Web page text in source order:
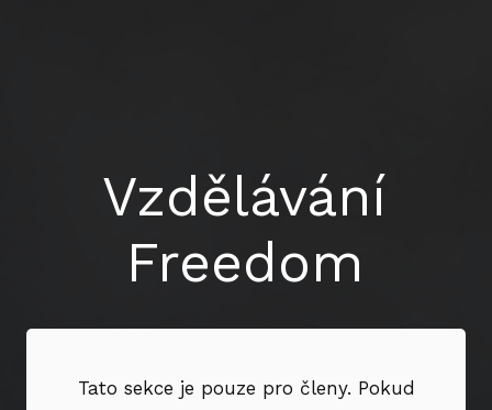
Vzdělávání
Freedom
Tato sekce je pouze pro členy. Pokud